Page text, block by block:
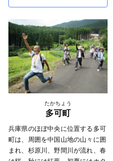
きることは難しく、
より具体的に宍粟の魅力を感じて
いただけると嬉しく思います。
たかちょう
多可町
兵庫県のほぼ中央に位置する多可
町は、周囲を中国山地の山々に囲
まれ、杉原川、野間川が流れ、春